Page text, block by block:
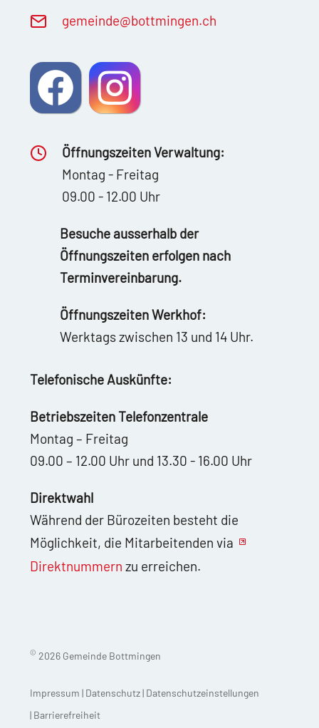
g m nd b ttm ng n ch
Öffnungszeiten Verwaltung:
Montag - Freitag
09.00 - 12.00 Uhr
Besuche ausserhalb der
Öffnungszeiten erfolgen nach
Terminvereinbarung.
Öffnungszeiten Werkhof:
Werktags zwischen 13 und 14 Uhr.
Telefonische Auskünfte:
Betriebszeiten Telefonzentrale
Montag – Freitag
09.00 – 12.00 Uhr und 13.30 - 16.00 Uhr
Direktwahl
Während der Bürozeiten besteht die
Möglichkeit, die Mitarbeitenden via
Direktnummern zu erreichen.
© 2026 Gemeinde Bottmingen
Impressum | Datenschutz| Datenschutzeinstellungen
| Barrierefreiheit